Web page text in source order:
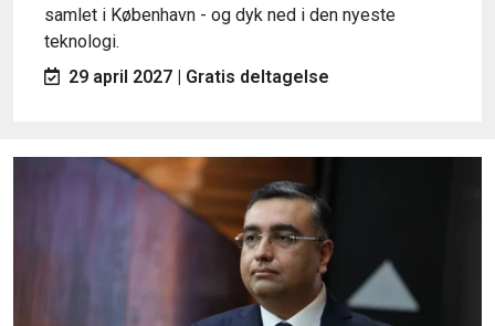
samlet i København - og dyk ned i den nyeste
teknologi.
29 april 2027 | Gratis deltagelse